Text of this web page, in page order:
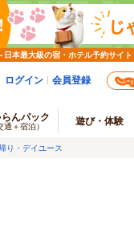
本最大級の宿・ホテル予約サイト
ログイン 会員登録
らんパック
通＋宿泊） 遊び・体験
り・デイユース